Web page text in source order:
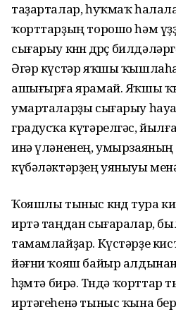
таҙарталар, һуҡмаҡ
ҡорттарҙың торошо һәм
сығарыу көнөн дөрөҫ
Әгәр күстәр яҡшы
ашығырға ярамай. Яҡшы
умарталарҙы сығарыу
градусҡа күтәрелгәс,
инә үләненең, умырзаяның
күбәләктәрҙең уяныуы
Ҡояшлы тыныс көндө тура
иртә таңдан сығаралар,
тамамлайҙар. Күстәрҙе
йәғни ҡояш байыр
һөҙөмтә бирә. Төндә ҡорттар
иртәгеһенә тыныс ҡына